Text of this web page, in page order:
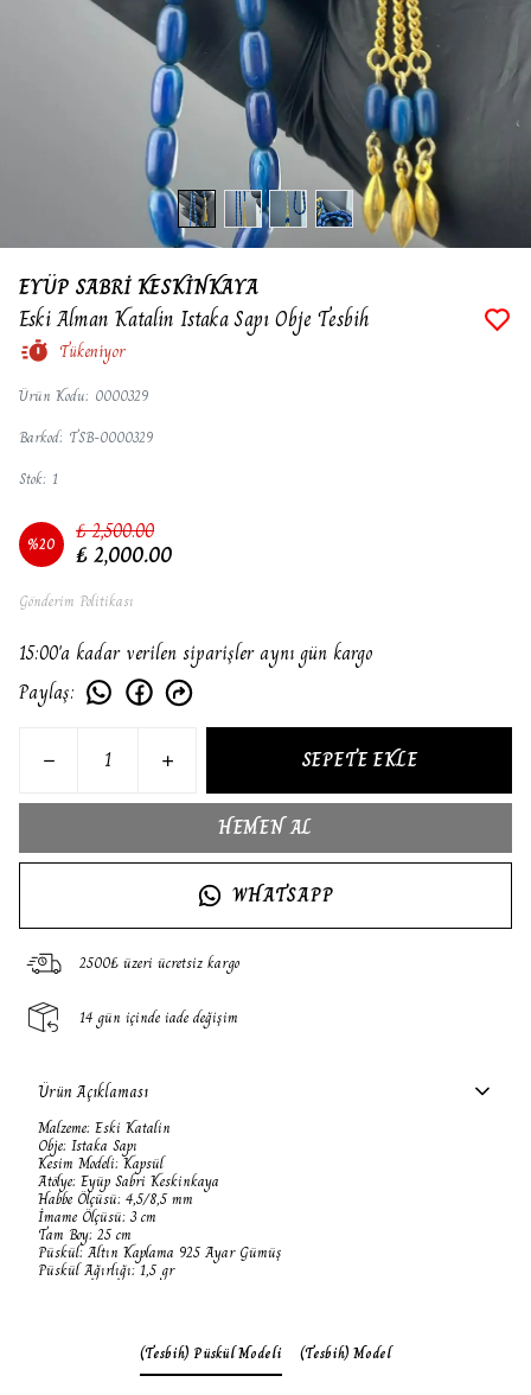
EYÜP SABRİ KESKİNKAYA
Eski Alman Katalin Istaka Sapı Obje Tesbih
Tükeniyor
Ürün Kodu: 0000329
Barkod: TSB-0000329
Stok: 1
%20 ₺ 2,500.00
₺ 2,000.00
Gönderim Politikası
15:00'a kadar verilen siparişler aynı gün kargo
Paylaş:
SEPETE EKLE
HEMEN AL
WHATSAPP
2500₺ üzeri ücretsiz kargo
14 gün içinde iade değişim
Ürün Açıklaması
Malzeme: Eski Katalin
Obje: Istaka Sapı
Kesim Modeli: Kapsül
Atölye: Eyüp Sabri Keskinkaya
Habbe Ölçüsü: 4,5/8,5 mm
İmame Ölçüsü: 3 cm
Tam Boy: 25 cm
Püskül: Altın Kaplama 925 Ayar Gümüş
Püskül Ağırlığı: 1,5 gr
(Tesbih) Püskül Modeli (Tesbih) Model